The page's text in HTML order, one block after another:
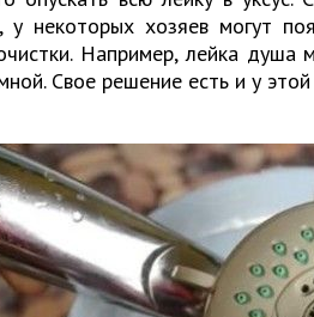
у некоторых хозяев могут
Например, лейка душа
Свое решение есть и у